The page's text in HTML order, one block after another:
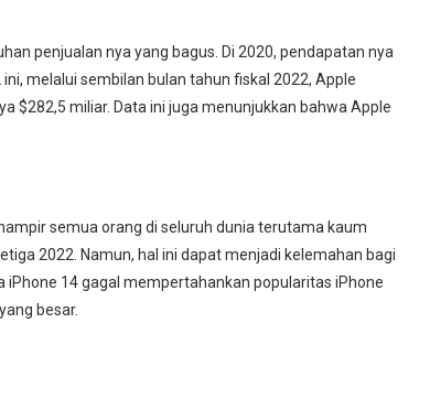
penjualan nya yang bagus. Di 2020, pendapatan nya
melalui sembilan bulan tahun fiskal 2022, Apple
$282,5 miliar. Data ini juga menunjukkan bahwa Apple
semua orang di seluruh dunia terutama kaum
2022. Namun, hal ini dapat menjadi kelemahan bagi
14 gagal mempertahankan popularitas iPhone
besar.